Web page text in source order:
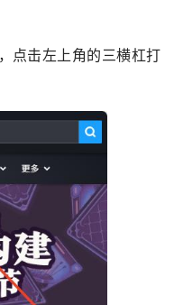
点击左上角的三横杠打